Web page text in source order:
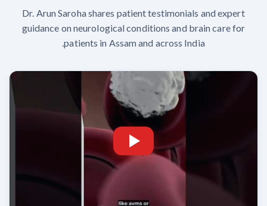
Dr. Arun Saroha shares patient testimonials and expert
guidance on neurological conditions and brain care for
patients in Assam and across India.